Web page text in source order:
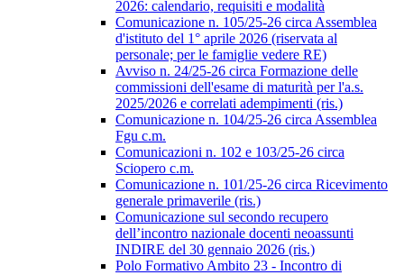
2026: calendario, requisiti e modalità
Comunicazione n. 105/25-26 circa Assemblea
d'istituto del 1° aprile 2026 (riservata al
personale; per le famiglie vedere RE)
Avviso n. 24/25-26 circa Formazione delle
commissioni dell'esame di maturità per l'a.s.
2025/2026 e correlati adempimenti (ris.)
Comunicazione n. 104/25-26 circa Assemblea
Fgu c.m.
Comunicazioni n. 102 e 103/25-26 circa
Sciopero c.m.
Comunicazione n. 101/25-26 circa Ricevimento
generale primaverile (ris.)
Comunicazione sul secondo recupero
dell’incontro nazionale docenti neoassunti
INDIRE del 30 gennaio 2026 (ris.)
Polo Formativo Ambito 23 - Incontro di